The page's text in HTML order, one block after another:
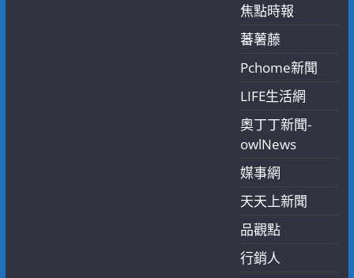
焦點時報
蕃薯藤
Pchome新聞
LIFE生活網
奧丁丁新聞-
owlNews
媒事網
天天上新聞
品觀點
行銷人